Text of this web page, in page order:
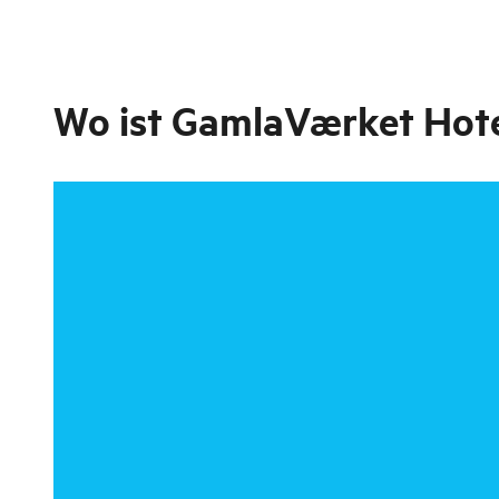
Wo ist GamlaVærket